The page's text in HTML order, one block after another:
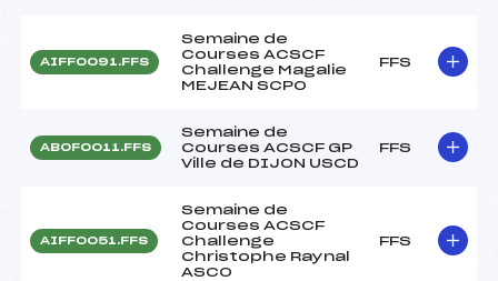
AIFF0091.FFS
Semaine de
Courses ACSCF
Challenge Magalie
MEJEAN SCPO
FFS
ABOF0011.FFS
Semaine de
Courses ACSCF GP
Ville de DIJON USCD
FFS
AIFF0051.FFS
Semaine de
Courses ACSCF
Challenge
Christophe Raynal
ASCO
FFS